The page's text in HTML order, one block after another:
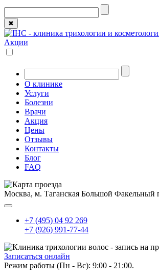
✖
Акции
О клинике
Услуги
Болезни
Врачи
Акция
Цены
Отзывы
Контакты
Блог
FAQ
Москва, м. Таганская Большой Факельный
+7 (495) 04 92 269
+7 (926) 991-77-44
Записаться онлайн
Режим работы (Пн - Вс): 9:00 - 21:00.